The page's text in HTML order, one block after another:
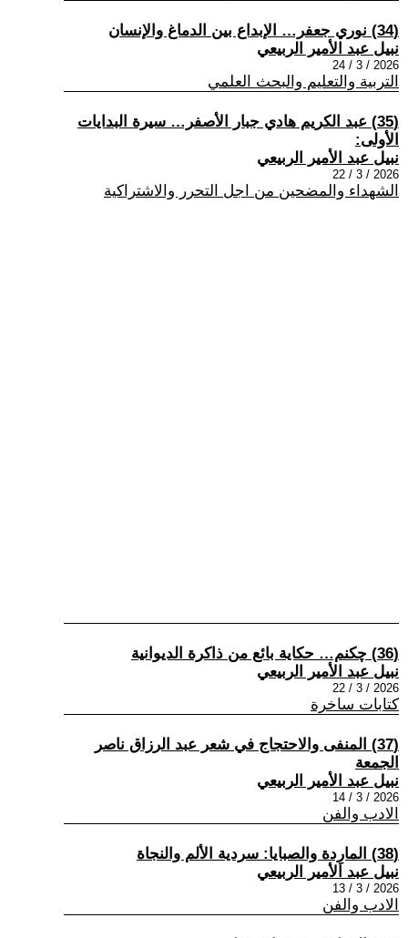
(34) نوري جعفر… الإبداع بين الدماغ والإنسان
نبيل عبد الأمير الربيعي
2026 / 3 / 24
التربية والتعليم والبحث العلمي
(35) عبد الكريم هادي جبار الأصفر… سيرة البدايات
الأولى:
نبيل عبد الأمير الربيعي
2026 / 3 / 22
الشهداء والمضحين من اجل التحرر والاشتراكية
(36) چكنم… حكاية بائع من ذاكرة الديوانية
نبيل عبد الأمير الربيعي
2026 / 3 / 22
كتابات ساخرة
(37) المنفى والاحتجاج في شعر عبد الرزاق ناصر
الجمعة
نبيل عبد الأمير الربيعي
2026 / 3 / 14
الادب والفن
(38) المارِدة والصبايا: سردية الألم والنجاة
نبيل عبد الأمير الربيعي
2026 / 3 / 13
الادب والفن